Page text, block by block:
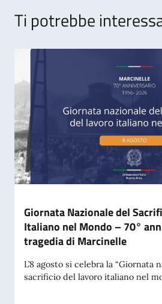
Ti potrebbe
Giornata Nazionale del
Italiano nel Mondo – 70°
tragedia di Marcinelle
L’8 agosto si celebra la “Giornata
sacrificio del lavoro italiano nel